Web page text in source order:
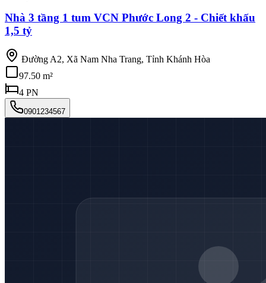
Nhà 3 tầng 1 tum VCN Phước Long 2 - Chiết khấu
1,5 tỷ
Đường A2, Xã Nam Nha Trang, Tỉnh Khánh Hòa
97.50 m²
4 PN
0901234567